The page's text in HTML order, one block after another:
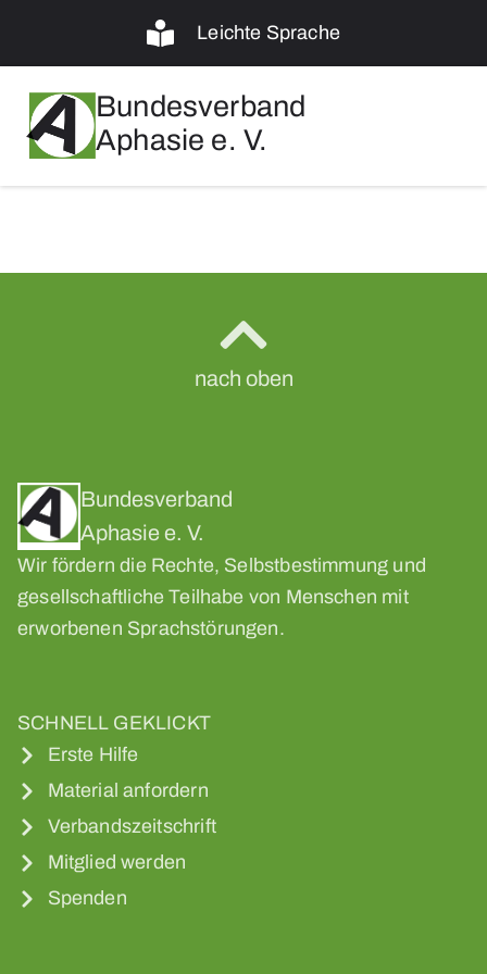
Leichte Sprache
Bundesverband
Aphasie e. V.
nach oben
Bundesverband
Aphasie e. V.
Wir fördern die Rechte, Selbstbestimmung und
gesellschaftliche Teilhabe von Menschen mit
erworbenen Sprachstörungen.
SCHNELL GEKLICKT
Erste Hilfe
Material anfordern
Verbandszeitschrift
Mitglied werden
Spenden